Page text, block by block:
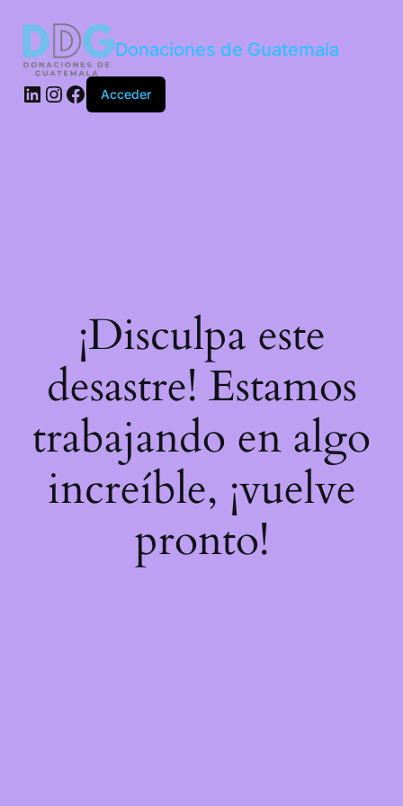
Donaciones de Guatemala
Acceder
¡Disculpa este
desastre! Estamos
trabajando en algo
increíble, ¡vuelve
pronto!